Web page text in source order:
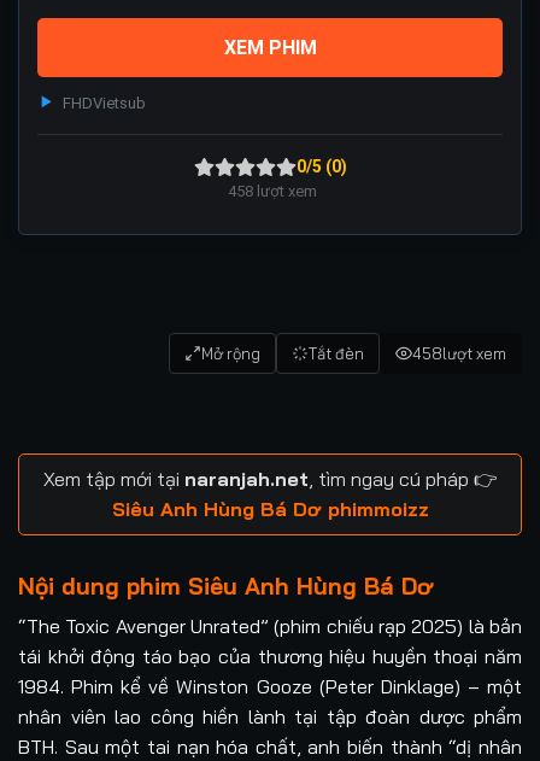
XEM PHIM
FHDVietsub
0/5 (0)
458 lượt xem
Mở rộng Tắt đèn 458lượt xem
Xem tập mới tại naranjah.net , tìm ngay cú pháp 👉
Siêu Anh Hùng Bá Dơ phimmoizz
Nội dung phim Siêu Anh Hùng Bá Dơ
“The Toxic Avenger Unrated” (phim chiếu rạp 2025) là bản
tái khởi động táo bạo của thương hiệu huyền thoại năm
1984. Phim kể về Winston Gooze (Peter Dinklage) – một
nhân viên lao công hiền lành tại tập đoàn dược phẩm
BTH. Sau một tai nạn hóa chất, anh biến thành “dị nhân